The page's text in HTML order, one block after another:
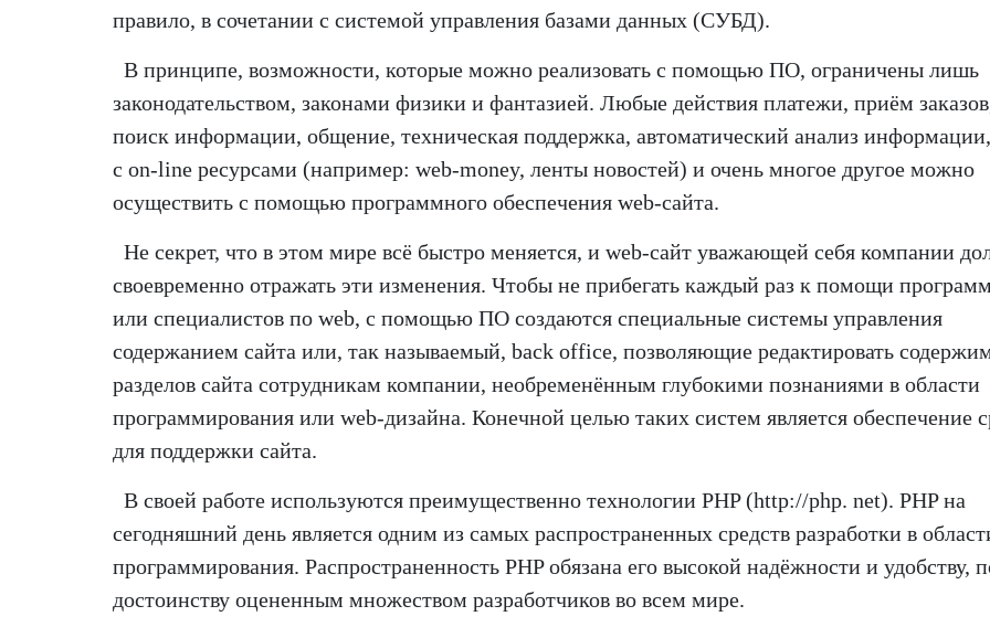
правило, в сочетании с системой управления базами данных (СУБД).
В принципе, возможности, которые можно реализовать с помощью ПО, ограничены лишь
законодательством, законами физики и фантазией. Любые действия платежи, приём
поиск информации, общение, техническая поддержка, автоматический анализ информации,
с on-line ресурсами (например: web-money, ленты новостей) и очень многое другое можно
осуществить с помощью программного обеспечения web-сайта.
Не секрет, что в этом мире всё быстро меняется, и web-сайт уважающей себя компании
своевременно отражать эти изменения. Чтобы не прибегать каждый раз к помощи
или специалистов по web, с помощью ПО создаются специальные системы управления
содержанием сайта или, так называемый, back office, позволяющие редактировать
разделов сайта сотрудникам компании, необременённым глубокими познаниями в области
программирования или web-дизайна. Конечной целью таких систем является обеспечение
для поддержки сайта.
В своей работе используются преимущественно технологии PHP (http://php. net). PHP на
сегодняшний день является одним из самых распространенных средств разработки в
программирования. Распространенность PHP обязана его высокой надёжности и удобству,
достоинству оцененным множеством разработчиков во всем мире.